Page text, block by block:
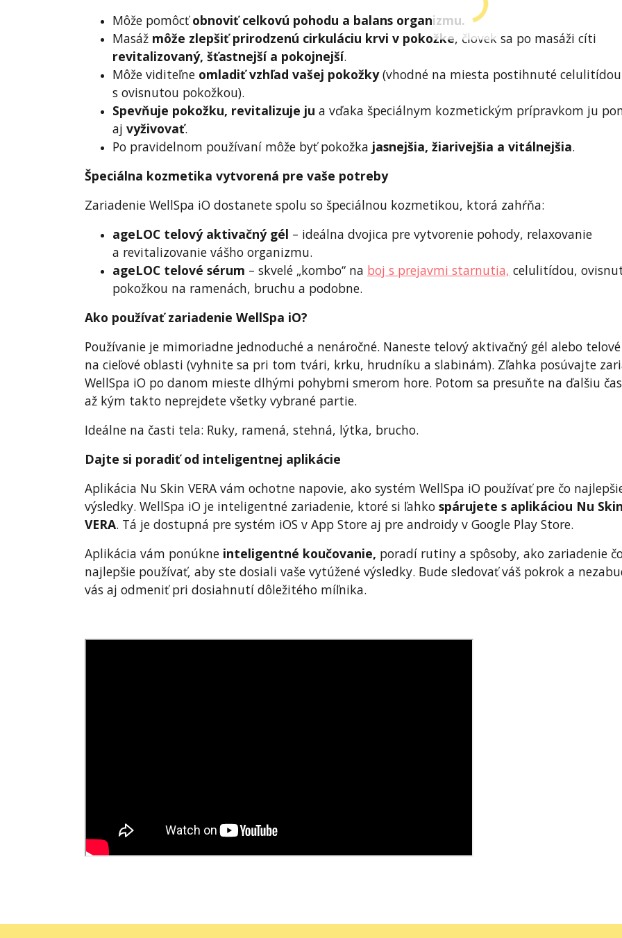
Môže pomôcťobnoviť celkovú pohodu a balans organizmu.
Masáž môže zlepšiť prirodzenú cirkuláciu krvi v pokožke, človek sa po masáži cíti
revitalizovaný, šťastnejší a pokojnejší.
Môže viditeľne omladiť vzhľad vašej pokožky(vhodné na miesta postihnuté
s ovisnutou pokožkou).
Spevňuje pokožku, revitalizuje ju a vďaka špeciálnym kozmetickým prípravkom ju
aj vyživovať.
Po pravidelnom používaní môže byť pokožka jasnejšia, žiarivejšia a vitálnejšia.
Špeciálna kozmetika vytvorená pre vaše potreby
Zariadenie WellSpa iO dostanete spolu so špeciálnou kozmetikou, ktorá zahŕňa:
ageLOC telový aktivačný gél – ideálna dvojica pre vytvorenie pohody, relaxovanie
a revitalizovanie vášho organizmu.
ageLOC telové sérum – skvelé „kombo“ na boj s prejavmi starnutia, celulitídou,
pokožkou na ramenách, bruchu a podobne.
Ako používať zariadenie WellSpa iO?
Používanie je mimoriadne jednoduché a nenáročné. Naneste telový aktivačný gél alebo
na cieľové oblasti (vyhnite sa pri tom tvári, krku, hrudníku a slabinám). Zľahka posúvajte
WellSpa iO po danom mieste dlhými pohybmi smerom hore. Potom sa presuňte na ďalšiu
až kým takto neprejdete všetky vybrané partie.
Ideálne na časti tela: Ruky, ramená, stehná, lýtka, brucho.
Dajte si poradiť od inteligentnej aplikácie
Aplikácia Nu Skin VERA vám ochotne napovie, ako systém WellSpa iO používať pre čo
výsledky. WellSpa iO je inteligentné zariadenie, ktoré si ľahko spárujete s aplikáciou Nu Skin
VERA. Tá je dostupná pre systém iOS v App Store aj pre androidy v Google Play Store.
Aplikácia vám ponúkne inteligentné koučovanie, poradí rutiny a spôsoby, ako zariadenie
najlepšie používať, aby ste dosiali vaše vytúžené výsledky. Bude sledovať váš pokrok a
vás aj odmeniť pri dosiahnutí dôležitého míľnika.